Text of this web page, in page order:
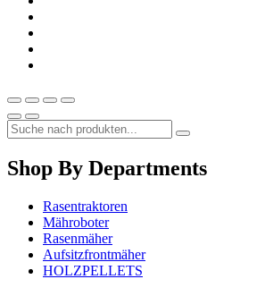
Shop By Departments
Rasentraktoren
Mähroboter
Rasenmäher
Aufsitzfrontmäher
HOLZPELLETS